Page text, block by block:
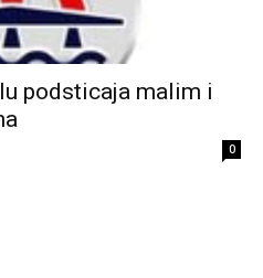
podsticaja malim i
0